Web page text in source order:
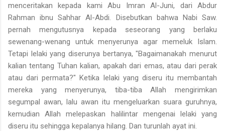
menceritakan kepada kami Abu Imran Al-Juni, dari Abdur
Rahman ibnu Sahhar Al-Abdi. Disebutkan bahwa Nabi Saw.
pernah mengutusnya kepada seseorang yang berlaku
sewenang-wenang untuk menyerunya agar memeluk Islam.
Tetapi lelaki yang diserunya bertanya, "Bagaimanakah menurut
kalian tentang Tuhan kalian, apakah dari emas, atau dari perak
atau dari permata?" Ketika lelaki yang diseru itu membantah
mereka yang menyerunya, tiba-tiba Allah mengirimkan
segumpal awan, lalu awan itu mengeluarkan suara guruhnya,
kemudian Allah melepaskan halilintar mengenai lelaki yang
diseru itu sehingga kepalanya hilang. Dan turunlah ayat ini.